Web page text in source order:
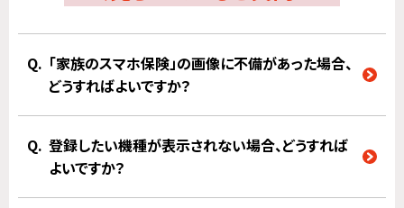
「家族のスマホ保険」の画像に不備があった場合、
どうすればよいですか？
登録したい機種が表示されない場合、どうすれば
よいですか？